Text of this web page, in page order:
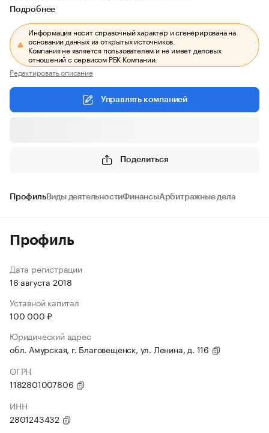
Подробнее
Информация носит справочный характер и сгенерирована на
основании данных из открытых источников.
Компания не является пользователем и не имеет деловых
отношений с сервисом РБК Компании.
Редактировать описание
Управлять компанией
Поделиться
ПрофильВиды деятельностиФинансыАрбитражные дела
Профиль
Дата регистрации
16 августа 2018
Уставной капитал
100 000 ₽
Юридический адрес
обл. Амурская, г. Благовещенск, ул. Ленина, д. 116
ОГРН
1182801007806
ИНН
2801243432